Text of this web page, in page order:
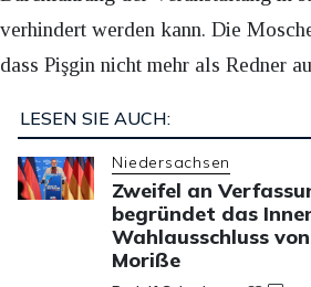
verhindert werden kann. Die
dass Pişgin nicht mehr als Redner
LESEN SIE AUCH:
Niedersachsen
Zweifel an
begründet das
Wahlausschluss
Moriße